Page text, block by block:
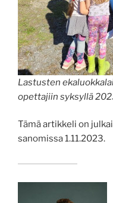
Lastusten
opettajiin syksyllä
Tämä artikkeli on
sanomissa 1.11.2023.